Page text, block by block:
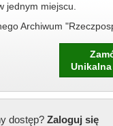
jednym miejscu.
Archiwum
dostęp?Zaloguj się